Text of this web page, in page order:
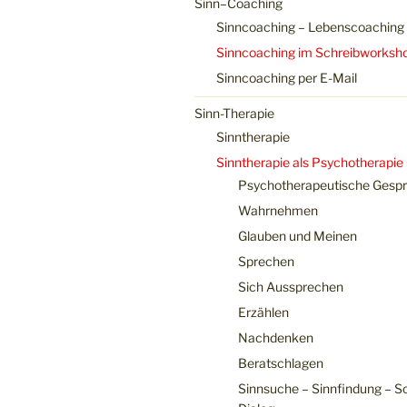
Sinn–Coaching
Sinncoaching – Lebenscoaching
Sinncoaching im
Sinncoaching per E-Mail
Sinn-Therapie
Sinntherapie
Sinntherapie als Psychotherapie
Psychotherapeutische
Wahrnehmen
Glauben und Meinen
Sprechen
Sich Aussprechen
Erzählen
Nachdenken
Beratschlagen
Sinnsuche – Sinnfindung –